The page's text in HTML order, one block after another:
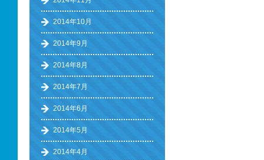
2014年10月
2014年9月
2014年8月
2014年7月
2014年6月
2014年5月
2014年4月